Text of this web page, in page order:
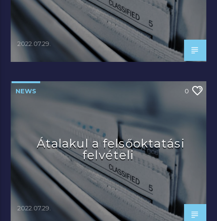
2022.07.29.
NEWS 0
Átalakul a felsőoktatási
felvételi
2022.07.29.